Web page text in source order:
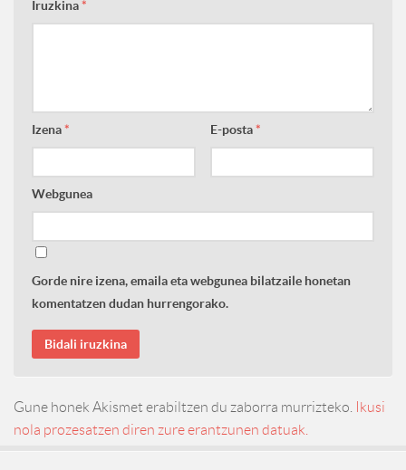
Iruzkina*
Izena* E-posta*
Webgunea
Gorde nire izena, emaila eta webgunea bilatzaile honetan
komentatzen dudan hurrengorako.
Gune honek Akismet erabiltzen du zaborra murrizteko.
Ikusi
nola prozesatzen diren zure erantzunen datuak.